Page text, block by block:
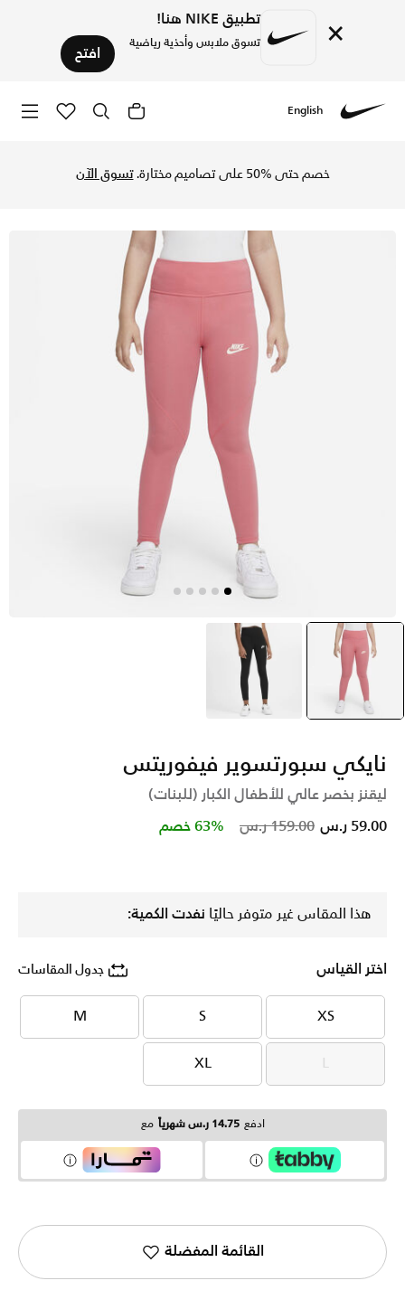
× تطبيق NIKE هنا!
تسوق ملابس وأحذية رياضية افتح
English
خصم حتى %50 على تصاميم مختارة. تسوق الآن
selected
وردي أسود
نايكي سبورتسوير فيفوريتس
ليقنز بخصر عالي للأطفال الكبار (للبنات)
Price reduced from
159.00 ر.س to 59.00 ر.س 63% خصم
هذا المقاس غير متوفر حاليًا نفدت الكمية:
اختر القياس جدول المقاسات
XS
XS
S
S
M
M
L
L
XL
XL
ادفع 14.75 ر.س شهرياً مع
القائمة المفضلة